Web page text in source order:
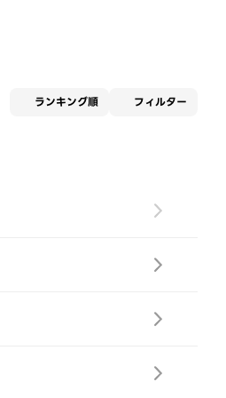
ランキング順 フィルター